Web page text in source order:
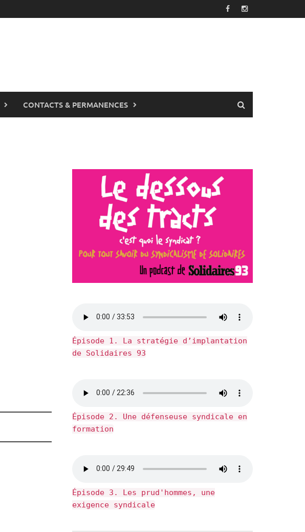
CONTACTS & PERMANENCES
Épisode 1. La stratégie d’implantation
de Solidaires 93
Épisode 2. Une défenseuse syndicale en
formation
Épisode 3. Les prud'hommes, une
exigence syndicale